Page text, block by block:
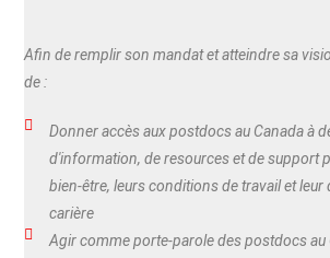
Afin de remplir son mandat et atteindre sa
de :
Donner accès aux postdocs au Canada à
d'information, de resources et de support
bien-être, leurs conditions de travail et
carière
Agir comme porte-parole des postdocs